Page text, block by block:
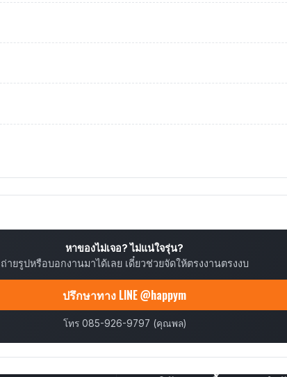
หาของไม่เจอ? ไม่แน่ใจรุ่น?
ถ่ายรูปหรือบอกงานมาได้เลย เดี๋ยวช่วยจัดให้ตรงงานตรงงบ
ปรึกษาทาง LINE @happym
โทร 085-926-9797 (คุณพล)